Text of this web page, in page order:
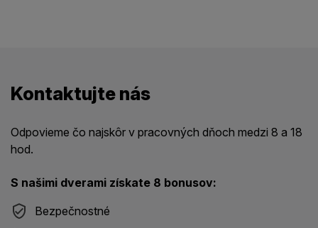
Kontaktujte nás
Odpovieme čo najskôr v pracovných dňoch medzi 8 a 18
hod.
S našimi dverami získate 8 bonusov:
Bezpečnostné